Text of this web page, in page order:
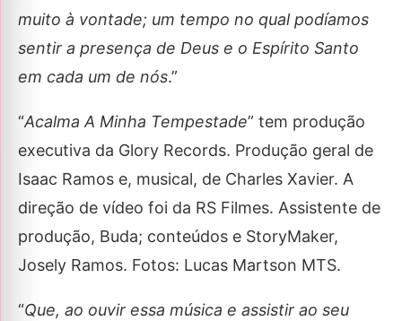
muito à vontade; um tempo no qual podíamos
sentir a presença de Deus e o Espírito Santo
em cada um de nós.”
“Acalma A Minha Tempestade” tem produção
executiva da Glory Records. Produção geral de
Isaac Ramos e, musical, de Charles Xavier. A
direção de vídeo foi da RS Filmes. Assistente de
produção, Buda; conteúdos e StoryMaker,
Josely Ramos. Fotos: Lucas Martson MTS.
“Que, ao ouvir essa música e assistir ao seu